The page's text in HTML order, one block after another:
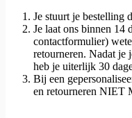
Je stuurt je bestelling
Je laat ons binnen 14
contactformulier)
retourneren. Nadat je
heb je uiterlijk 30
Bij een
en retourneren NIET